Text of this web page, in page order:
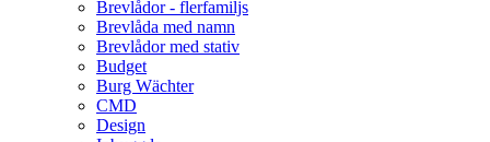
Brevlådor - flerfamiljs
Brevlåda med namn
Brevlådor med stativ
Budget
Burg Wächter
CMD
Design